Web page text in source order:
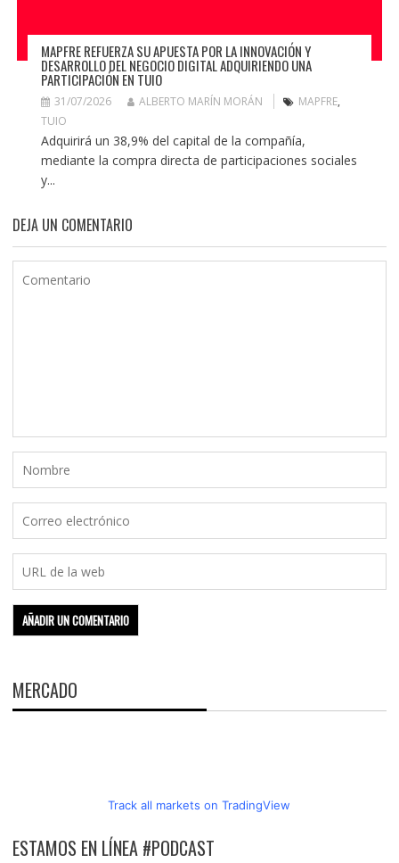
MAPFRE REFUERZA SU APUESTA POR LA INNOVACIÓN Y
DESARROLLO DEL NEGOCIO DIGITAL ADQUIRIENDO UNA
PARTICIPACIÓN EN TUIO
31/07/2026 ALBERTO MARÍN MORÁN MAPFRE,
TUIO
Adquirirá un 38,9% del capital de la compañía,
mediante la compra directa de participaciones sociales
y...
DEJA UN COMENTARIO
MERCADO
Track all markets on TradingView
ESTAMOS EN LÍNEA #PODCAST